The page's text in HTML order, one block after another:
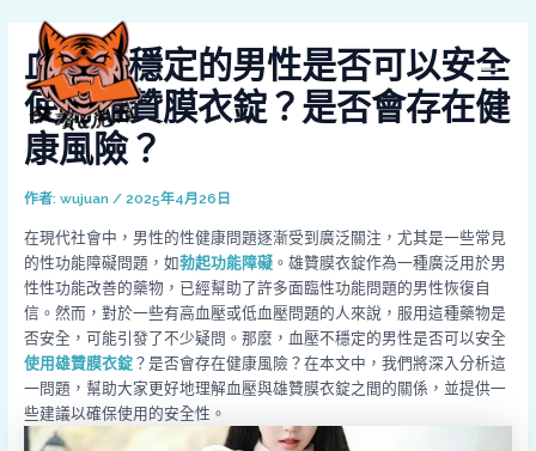
血壓不穩定的男性是否可以安全
使用雄贊膜衣錠？是否會存在健
康風險？
作者: wujuan / 2025年4月26日
在現代社會中，男性的性健康問題逐漸受到廣泛關注，尤其是一些常見
的性功能障礙問題，如勃起功能障礙。雄贊膜衣錠作為一種廣泛用於男
性性功能改善的藥物，已經幫助了許多面臨性功能問題的男性恢復自
信。然而，對於一些有高血壓或低血壓問題的人來說，服用這種藥物是
否安全，可能引發了不少疑問。那麼，血壓不穩定的男性是否可以安全
使用雄贊膜衣錠？是否會存在健康風險？在本文中，我們將深入分析這
一問題，幫助大家更好地理解血壓與雄贊膜衣錠之間的關係，並提供一
些建議以確保使用的安全性。
navigation